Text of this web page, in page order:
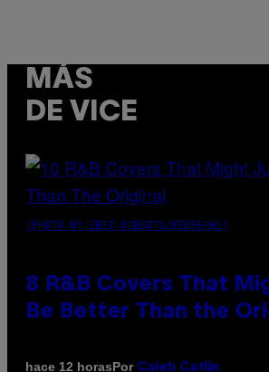
MÁS
DE VICE
(PHOTO BY EBET ROBERTS/REDFERNS)
8 R&B Covers That
Be Better Than the
hace 12 horasPor Caleb Catlin